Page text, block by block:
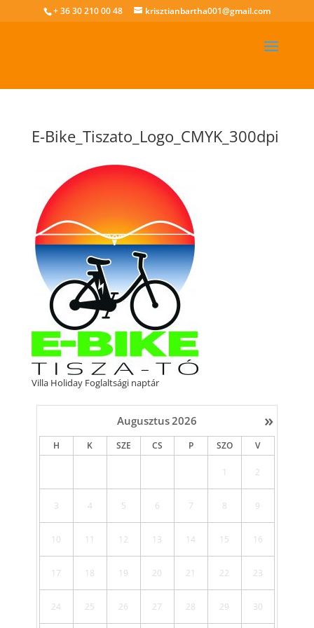
+ 36 30 210 00 48 krisztianbartha001@gmail.com
E-Bike_Tiszato_Logo_CMYK_300dpi
Villa Holiday Foglaltsági naptár
»
Augusztus2026
H K SZE CS P SZO V
1 2
3 4 5 6 7 8 9
10 11 12 13 14 15 16
17 18 19 20 21 22 23
24 25 26 27 28 29 30